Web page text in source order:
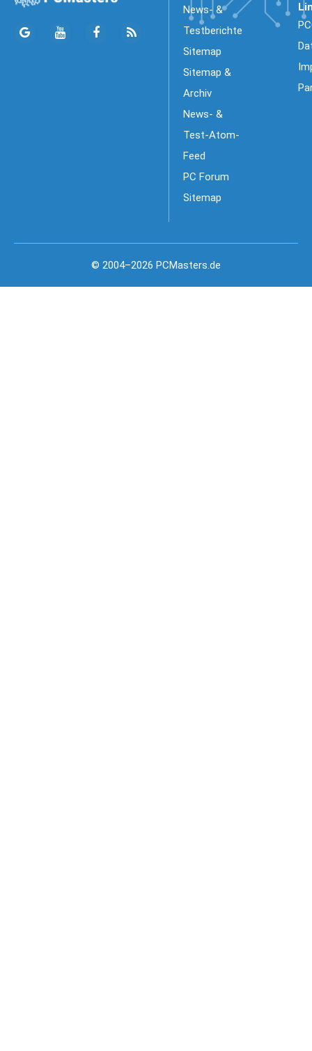
News- &
Testberichte
Sitemap
Sitemap &
Archiv
News- &
Test-Atom-
Feed
PC Forum
Sitemap
© 2004–2026 PCMasters.de